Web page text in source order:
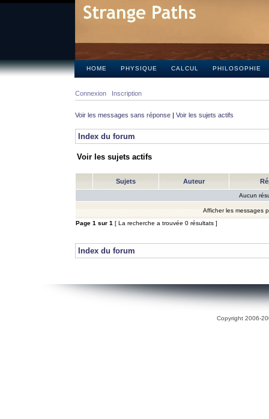
HOME PHYSIQUE CALCUL PHILOSOPHIE
Connexion Inscription
Voir les messages sans réponse | Voir les sujets actifs
Index du forum
Voir les sujets actifs
Sujets Auteur
Aucun
Afficher les messages
Page 1 sur 1 [ La recherche a trouvée 0 résultats ]
Index du forum
Copyright 2006-